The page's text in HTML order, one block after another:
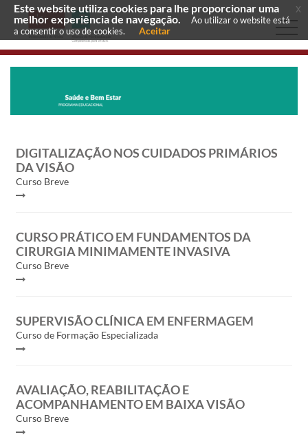
DIGITALIZAÇÃO NOS CUIDADOS PRIMÁRIOS
DA VISÃO
Curso Breve
CURSO PRÁTICO EM FUNDAMENTOS DA
CIRURGIA MINIMAMENTE INVASIVA
Curso Breve
SUPERVISÃO CLÍNICA EM ENFERMAGEM
Curso de Formação Especializada
AVALIAÇÃO, REABILITAÇÃO E
ACOMPANHAMENTO EM BAIXA VISÃO
Curso Breve
Este website utiliza cookies para lhe proporcionar uma
melhor experiência de navegação.
Ao utilizar o website está
a consentir o uso de cookies.
Aceitar
x